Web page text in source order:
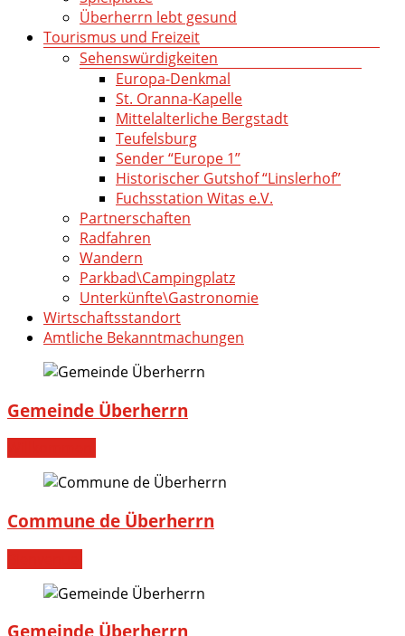
Überherrn lebt gesund
Tourismus und Freizeit
Sehenswürdigkeiten
Europa-Denkmal
St. Oranna-Kapelle
Mittelalterliche Bergstadt
Teufelsburg
Sender “Europe 1”
Historischer Gutshof “Linslerhof”
Fuchsstation Witas e.V.
Partnerschaften
Radfahren
Wandern
Parkbad\Campingplatz
Unterkünfte\Gastronomie
Wirtschaftsstandort
Amtliche Bekanntmachungen
Gemeinde Überherrn
Commune de Überherrn
Gemeinde Überherrn